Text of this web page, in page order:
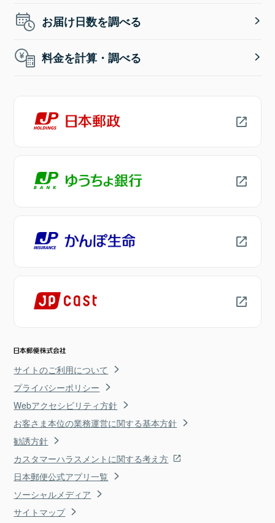
お届け日数を調べる
料金を計算・調べる
サイトのご利用について
プライバシーポリシー
Webアクセシビリティ方針
お客さま本位の業務運営に関する基本方針
勧誘方針
カスタマーハラスメントに関する考え方
日本郵便公式アプリ一覧
ソーシャルメディア
サイトマップ